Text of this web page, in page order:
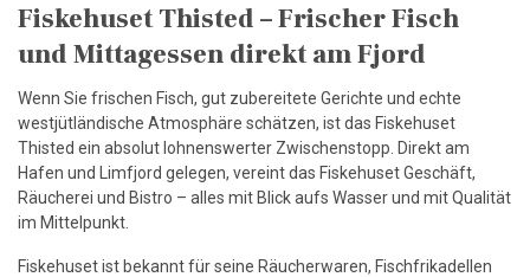
Fiskehuset Thisted – Frischer Fisch
und Mittagessen direkt am Fjord
Wenn Sie frischen Fisch, gut zubereitete Gerichte und echte
westjütländische Atmosphäre schätzen, ist das Fiskehuset
Thisted ein absolut lohnenswerter Zwischenstopp. Direkt am
Hafen und Limfjord gelegen, vereint das Fiskehuset Geschäft,
Räucherei und Bistro – alles mit Blick aufs Wasser und mit Qualität
im Mittelpunkt.
Fiskehuset ist bekannt für seine Räucherwaren, Fischfrikadellen